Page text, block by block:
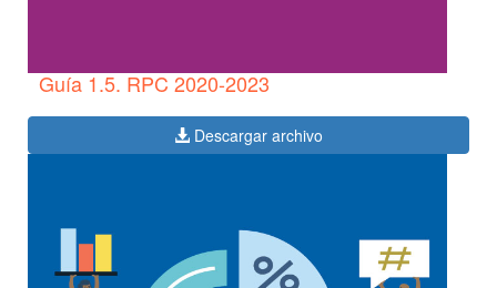
Guía 1.5. RPC 2020-2023
Descargar archivo